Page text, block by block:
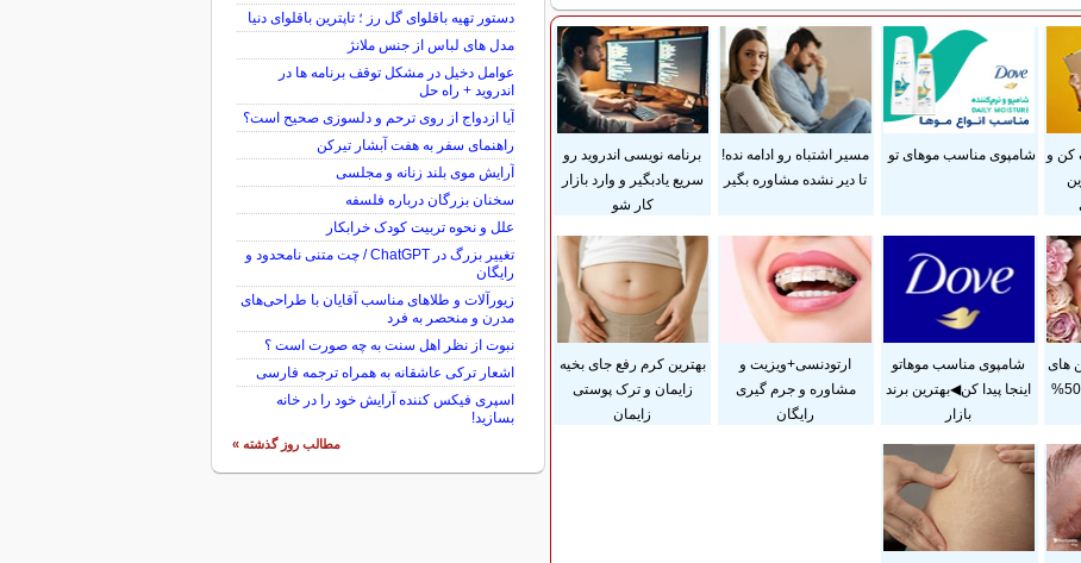
کن و
شامپوی مناسب موهای تو
مسیر اشتباه رو ادامه نده!
تا دیر نشده مشاوره بگیر
برنامه نویسی اندروید رو
سریع یادبگیر و وارد بازار
کار شو
های
آرایشی بهداشتی با 50%
شامپوی مناسب موهاتو
اینجا پیدا کن◀بهترین برند
بازار
ارتودنسی+ویزیت و
مشاوره و جرم گیری
رایگان
بهترین کرم رفع جای بخیه
زایمان و ترک پوستی
زایمان
دستور تهیه باقلوای گل رز ؛ تاپترین باقلوای دنیا
مدل های لباس از جنس ملانژ
عوامل دخیل در مشکل توقف برنامه ها در
اندروید + راه حل
آیا ازدواج از روی ترحم و دلسوزی صحیح است؟
راهنمای سفر به هفت آبشار تیرکن
آرایش موی بلند زنانه و مجلسی
سخنان بزرگان درباره فلسفه
علل و نحوه تربیت کودک خرابکار
تغییر بزرگ در ChatGPT / چت متنی نامحدود و
رایگان
زیورآلات و طلاهای مناسب آقایان با طراحی‌های
مدرن و منحصر به فرد
نبوت از نظر اهل سنت به چه صورت است ؟
اشعار ترکی عاشقانه به همراه ترجمه فارسی
اسپری فیکس کننده آرایش خود را در خانه
بسازید!
مطالب روز گذشته »